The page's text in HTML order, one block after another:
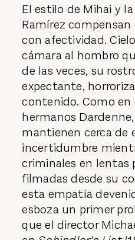
El estilo de Mihai y
Ramírez
con afectividad.
cámara al hombro
de las veces, su
expectante,
contenido. Como en
hermanos
mantienen cerca de
incertidumbre
criminales en lentas
filmadas desde su
esta empatía
esboza un primer
que el director